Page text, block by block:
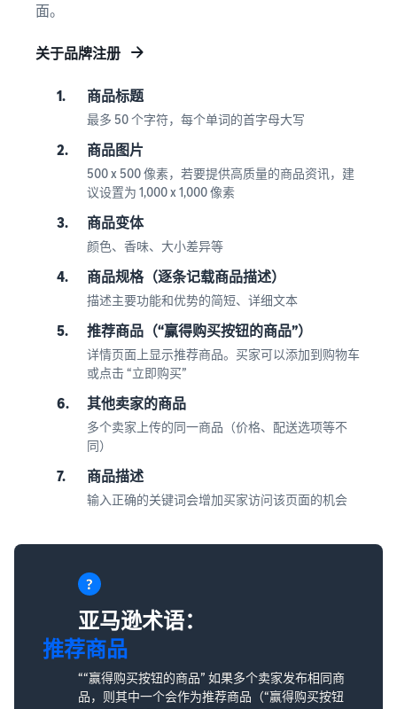
面。
关于品牌注册
1. 商品标题
最多 50 个字符，每个单词的首字母大写
2. 商品图片
500 x 500 像素，若要提供高质量的商品资讯，建
议设置为 1,000 x 1,000 像素
3. 商品变体
颜色、香味、大小差异等
4. 商品规格（逐条记载商品描述）
描述主要功能和优势的简短、详细文本
5. 推荐商品（“赢得购买按钮的商品”）
详情页面上显示推荐商品。买家可以添加到购物车
或点击 “立即购买”
6. 其他卖家的商品
多个卖家上传的同一商品（价格、配送选项等不
同）
7. 商品描述
输入正确的关键词会增加买家访问该页面的机会
亚马逊术语：
推荐商品
““赢得购买按钮的商品” 如果多个卖家发布相同商
品，则其中一个会作为推荐商品（“赢得购买按钮